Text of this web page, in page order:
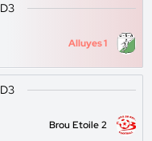
Alluyes 1
Brou Etoile 2